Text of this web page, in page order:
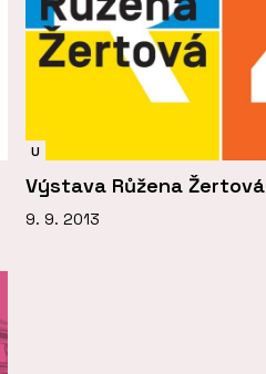
U
Výstava Růžena Žertová
9. 9. 2013